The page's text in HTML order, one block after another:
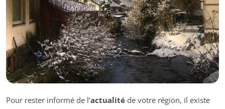
Pour rester informé de l’actualité de votre région, il existe